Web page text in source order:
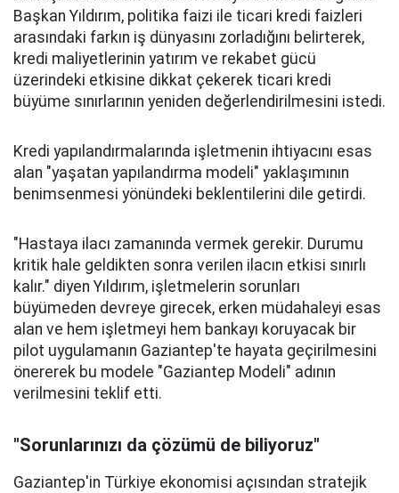
Başkan Yıldırım, politika faizi ile ticari kredi faizleri
arasındaki farkın iş dünyasını zorladığını belirterek,
kredi maliyetlerinin yatırım ve rekabet gücü
üzerindeki etkisine dikkat çekerek ticari kredi
büyüme sınırlarının yeniden değerlendirilmesini istedi.
Kredi yapılandırmalarında işletmenin ihtiyacını esas
alan "yaşatan yapılandırma modeli" yaklaşımının
benimsenmesi yönündeki beklentilerini dile getirdi.
"Hastaya ilacı zamanında vermek gerekir. Durumu
kritik hale geldikten sonra verilen ilacın etkisi sınırlı
kalır." diyen Yıldırım, işletmelerin sorunları
büyümeden devreye girecek, erken müdahaleyi esas
alan ve hem işletmeyi hem bankayı koruyacak bir
pilot uygulamanın Gaziantep'te hayata geçirilmesini
önererek bu modele "Gaziantep Modeli" adının
verilmesini teklif etti.
"Sorunlarınızı da çözümü de biliyoruz"
Gaziantep'in Türkiye ekonomisi açısından stratejik